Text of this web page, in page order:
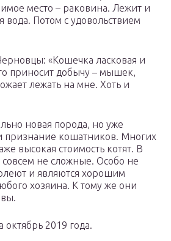
место – раковина. Лежит и
вода. Потом с удовольствием
«Кошечка ласковая и
приносит добычу – мышек,
лежать на мне. Хоть и
новая порода, но уже
признание кошатников. Многих
высокая стоимость котят. В
не сложные. Особо не
и являются хорошим
хозяина. К тому же они
2019 года.